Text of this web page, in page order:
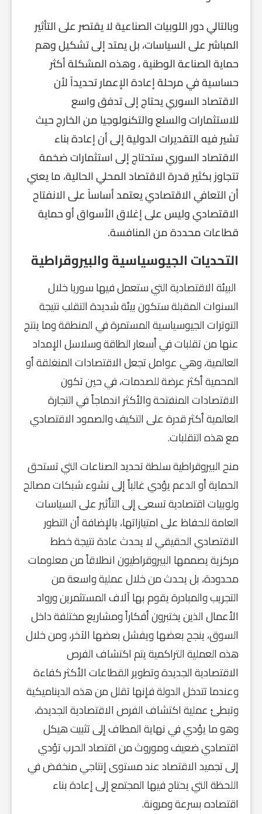
وبالتالي دور اللوبيات الصناعية لا يقتصر على التأثير
المباشر على السياسات، بل يمتد إلى تشكيل وهم
حماية الصناعة الوطنية ، وهذه المشكلة أكثر
حساسية في مرحلة إعادة الإعمار تحديداً لأن
الاقتصاد السوري يحتاج إلى تدفق واسع
للاستثمارات والسلع والتكنولوجيا من الخارج حيث
تشير فيه التقديرات الدولية إلى أن إعادة بناء
الاقتصاد السوري ستحتاج إلى استثمارات ضخمة
تتجاوز بكثير قدرة الاقتصاد المحلي الحالية، ما يعني
أن التعافي الاقتصادي يعتمد أساساً على الانفتاح
الاقتصادي وليس على إغلاق الأسواق أو حماية
قطاعات محددة من المنافسة.
التحديات الجيوسياسية والبيروقراطية
البيئة الاقتصادية التي ستعمل فيها سوريا خلال
السنوات المقبلة ستكون بيئة شديدة التقلب نتيجة
التوترات الجيوسياسية المستمرة في المنطقة وما ينتج
عنها من تقلبات في أسعار الطاقة وسلاسل الإمداد
العالمية، وهي عوامل تجعل الاقتصادات المنغلقة أو
المحمية أكثر عرضة للصدمات، في حين تكون
الاقتصادات المنفتحة والأكثر اندماجاً في التجارة
العالمية أكثر قدرة على التكيف والصمود الاقتصادي
مع هذه التقلبات.
منح البيروقراطية سلطة تحديد الصناعات التي تستحق
الحماية أو الدعم يؤدي غالباً إلى نشوء شبكات مصالح
ولوبيات اقتصادية تسعى إلى التأثير على السياسات
العامة للحفاظ على امتيازاتها، بالإضافة أن التطور
الاقتصادي الحقيقي لا يحدث عادة نتيجة خطط
مركزية يصممها البيروقراطيون انطلاقاً من معلومات
محدودة، بل يحدث من خلال عملية واسعة من
التجريب والمبادرة يقوم بها آلاف المستثمرين ورواد
الأعمال الذين يختبرون أفكاراً ومشاريع مختلفة داخل
السوق، ينجح بعضها ويفشل بعضها الآخر، ومن خلال
هذه العملية التراكمية يتم اكتشاف الفرص
الاقتصادية الجديدة وتطوير القطاعات الأكثر كفاءة
وعندما تتدخل الدولة فإنها تقلل من هذه الديناميكية
وتبطئ عملية اكتشاف الفرص الاقتصادية الجديدة،
وهو ما يؤدي في نهاية المطاف إلى تثبيت هيكل
اقتصادي ضعيف وموروث من اقتصاد الحرب تؤدي
إلى تجميد الاقتصاد عند مستوى إنتاجي منخفض في
اللحظة التي يحتاج فيها المجتمع إلى إعادة بناء
اقتصاده بسرعة ومرونة.